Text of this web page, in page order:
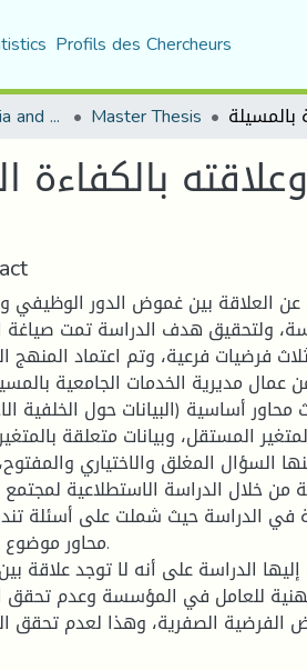
Profils des Chercheurs
Department of Media and Communication Studies Master Thesis
بالكفاءة
العلاقة بين غموض الدور الوظيفي
ولتحقيق هدف الدراسة تمت صياغة
فرضيات فرعية، وتم اعتماد المنهج
شملت الدراسة 100 من عمال مديرية الخدمات الجامعية
أساسية (البيانات حول الخلفية
المستقل، وبيانات متعلقة بالمتغير
35 سؤالا منها السؤال المغلق والاختياري
من خلال الدراسة الاستطلاعية لمجتمع
في الدراسة حيث شملت على أسئلة
محاور موضوع
الدراسة على أنه لا توجد علاقة
للعامل في المؤسسة وعدم تحقق
الفرضية الصفرية، وهذا لعدم تحقق